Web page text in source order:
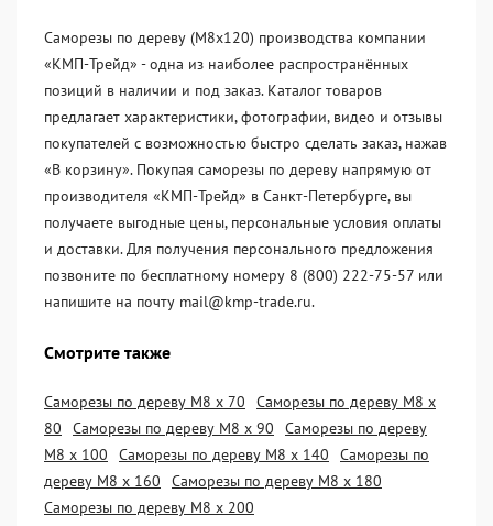
Саморезы по дереву (М8х120) производства компании
«KМП-Трейд» - одна из наиболее распространённых
позиций в наличии и под заказ. Каталог товаров
предлагает характеристики, фотографии, видео и отзывы
покупателей с возможностью быстро сделать заказ, нажав
«В корзину». Покупая саморезы по дереву напрямую от
производителя «KМП-Трейд» в Санкт-Петербурге, вы
получаете выгодные цены, персональные условия оплаты
и доставки. Для получения персонального предложения
позвоните по бесплатному номеру 8 (800) 222-75-57 или
напишите на почту mail@kmp-trade.ru.
Смотрите также
Саморезы по дереву М8 х 70
Саморезы по дереву М8 х
80
Саморезы по дереву М8 х 90
Саморезы по дереву
М8 х 100
Саморезы по дереву М8 х 140
Саморезы по
дереву М8 х 160
Саморезы по дереву М8 х 180
Саморезы по дереву М8 х 200